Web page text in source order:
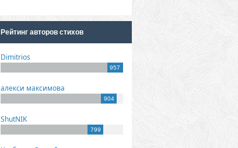
Рейтинг авторов стихов
Dimitrios
957
алекси максимова
904
ShutNIK
799